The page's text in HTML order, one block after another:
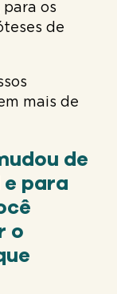
os
de
mais de
de
para
o